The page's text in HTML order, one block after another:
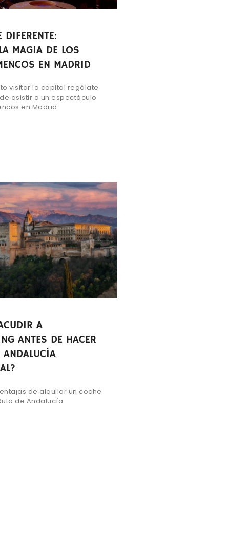
MAGIA DE LOS
EN MADRID
visitar la capital regálate
asistir a un espectáculo
en Madrid.
A
ANTES DE HACER
ANDALUCÍA
de alquilar un coche
de Andalucía